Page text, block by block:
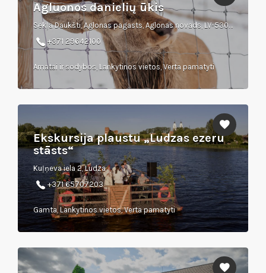
Agluonos danielių ūkis
Sekļa Daukšti, Aglonas pagasts, Aglonas novads, LV-5304
+371 29642100
Amatai ir sodybos, Lankytinos vietos, Verta pamatyti
Ekskursija plaustu „Ludzas ezeru
stāsts“
Kuļņeva iela 2, Ludza
+371 65707203
Gamta, Lankytinos vietos, Verta pamatyti